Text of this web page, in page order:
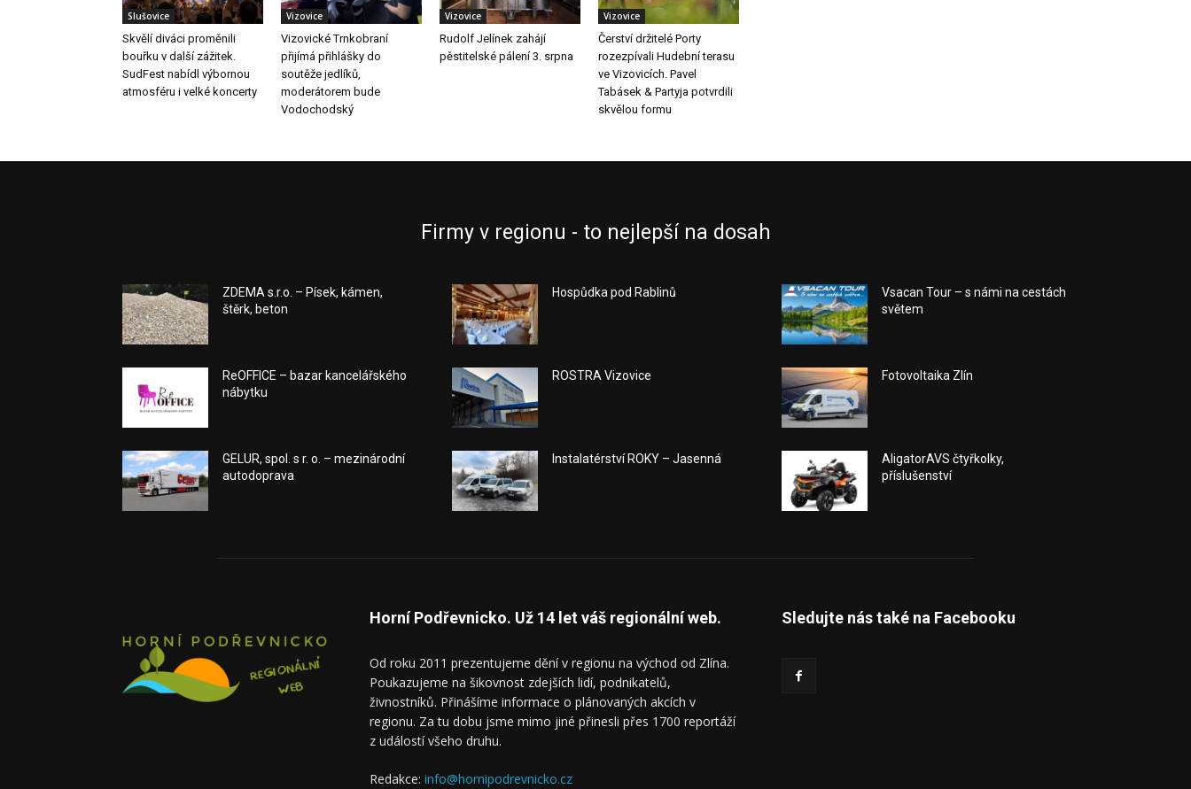
Slušovice
Skvělí diváci proměnili
bouřku v další zážitek.
SudFest nabídl výbornou
atmosféru i velké koncerty
Vizovice
Vizovické Trnkobraní
přijímá přihlášky do
soutěže jedlíků,
moderátorem bude
Vodochodský
Vizovice
Rudolf Jelínek zahájí
pěstitelské pálení 3. srpna
Vizovice
Čerství držitelé Porty
rozezpívali Hudební terasu
ve Vizovicích. Pavel
Tabásek & Partyja potvrdili
skvělou formu
Firmy v regionu - to nejlepší na dosah
ZDEMA s.r.o. – Písek, kámen,
štěrk, beton
ReOFFICE – bazar kancelářského
nábytku
GELUR, spol. s r. o. – mezinárodní
autodoprava
Hospůdka pod Rablinů
ROSTRA Vizovice
Instalatérství ROKY – Jasenná
Vsacan Tour – s námi na cestách
světem
Fotovoltaika Zlín
AligatorAVS čtyřkolky,
příslušenství
Horní Podřevnicko. Už 14 let váš regionální web.
Od roku 2011 prezentujeme dění v regionu na východ od Zlína.
Poukazujeme na šikovnost zdejších lidí, podnikatelů,
živnostníků. Přinášíme informace o plánovaných akcích v
regionu. Za tu dobu jsme mimo jiné přinesli přes 1700 reportáží
z událostí všeho druhu.
Redakce: info@hornipodrevnicko.cz
Sledujte nás také na Facebooku